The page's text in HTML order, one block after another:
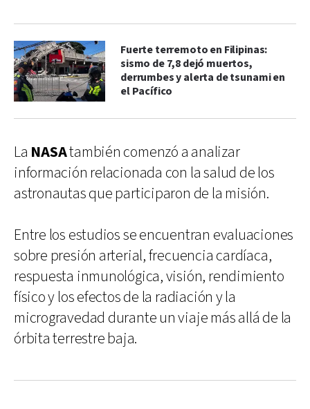
Fuerte terremoto en Filipinas:
sismo de 7,8 dejó muertos,
derrumbes y alerta de tsunami en
el Pacífico
La NASAtambién comenzó a analizar
información relacionada con la salud de los
astronautas que participaron de la misión.
Entre los estudios se encuentran evaluaciones
sobre presión arterial, frecuencia cardíaca,
respuesta inmunológica, visión, rendimiento
físico y los efectos de la radiación y la
microgravedad durante un viaje más allá de la
órbita terrestre baja.